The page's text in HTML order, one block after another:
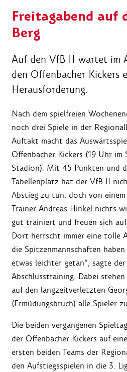
Freitagabend auf
Berg
Auf den VfB II wartet im
den Offenbacher Kickers
Herausforderung.
Nach dem spielfreien
noch drei Spiele in der
Auftakt macht das
Offenbacher Kickers (19 Uhr im
Stadion). Mit 45 Punkten und
Tabellenplatz hat der VfB II
Abstieg zu tun, doch von
Trainer Andreas Hinkel nichts
gut trainiert und freuen sich
Dort herrscht immer eine tolle
die Spitzenmannschaften
etwas leichter getan“, sagte
Abschlusstraining. Dabei
auf den langzeitverletzten
(Ermüdungsbruch) alle Spieler
Die beiden vergangenen
der Offenbacher Kickers auf
ersten beiden Teams der
den Aufstiegsspielen in die 3.